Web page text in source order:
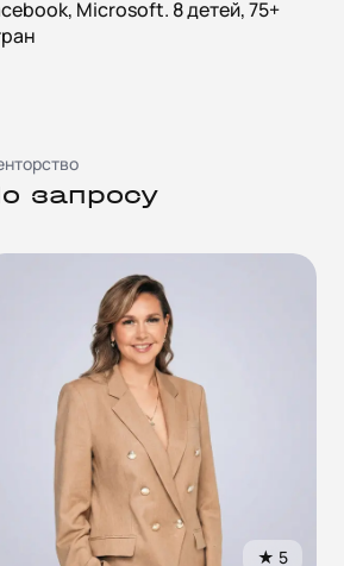
Microsoft. 8 детей, 75+
запросу
★ 5